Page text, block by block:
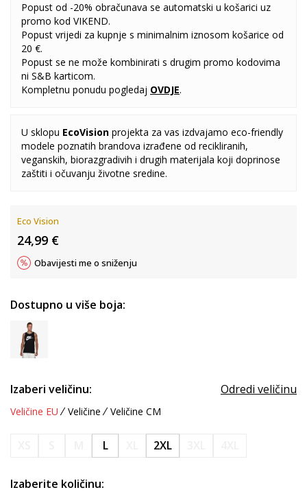
Popust od -20% obračunava se automatski u košarici uz
promo kod VIKEND.
Popust vrijedi za kupnje s minimalnim iznosom košarice od
20 €.
Popust se ne može kombinirati s drugim promo kodovima
ni S&B karticom.
Kompletnu ponudu pogledaj OVDJE.
U sklopu EcoVision projekta za vas izdvajamo eco-friendly
modele poznatih brandova izrađene od recikliranih,
veganskih, biorazgradivih i drugih materijala koji doprinose
zaštiti i očuvanju životne sredine.
Eco Vision
24,99 €
Obavijesti me o sniženju
Dostupno u više boja:
Izaberi veličinu: Odredi veličinu
Veličine EU Veličine Veličine CM
L 2XL
Izaberite količinu: